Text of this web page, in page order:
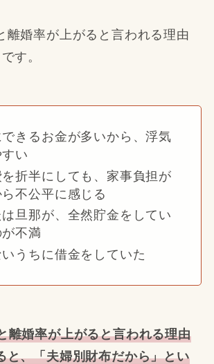
離婚率が上がると言われる理由
す。
できるお金が多いから、浮気
い
折半にしても、家事負担が
不公平に感じる
旦那が、全然貯金をしてい
不満
うちに借金をしていた
離婚率が上がると言われる理由
と、「夫婦別財布だから」とい